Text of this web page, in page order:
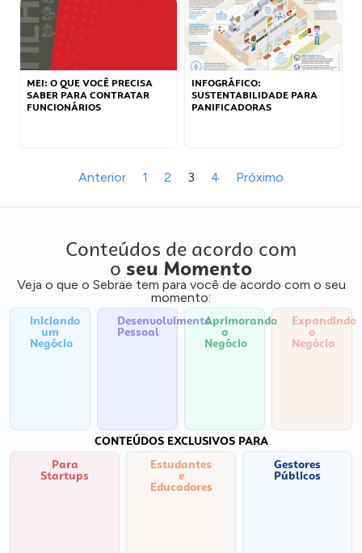
MEI: O QUE VOCÊ PRECISA
SABER PARA CONTRATAR
FUNCIONÁRIOS
INFOGRÁFICO:
SUSTENTABILIDADE PARA
PANIFICADORAS
Anterior 1 2 3 4 Próximo
Conteúdos de acordo com
o seu Momento
Veja o que o Sebrae tem para você de acordo com o seu
momento:
Iniciando
um
Negócio
Desenvolvimento
Pessoal
Aprimorando
o
Negócio
Expandindo
o
Negócio
CONTEÚDOS EXCLUSIVOS PARA
Para
Startups
Estudantes
e
Educadores
Gestores
Públicos